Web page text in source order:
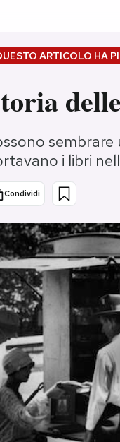
2026
ARTICOLO HA
i libri
Condividi